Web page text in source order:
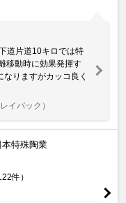
道片道10キロでは特
移動時に効果発揮す
りますがカッコ良く
イバック）
特殊陶業
件）